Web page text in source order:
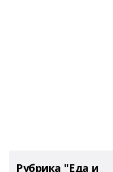
Рубрика "Еда и